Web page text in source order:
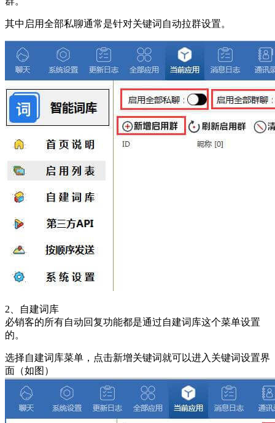
其中启用全部私聊通常是针对关键词自动拉群设置。
2、自建词库
必销客的所有自动回复功能都是通过自建词库这个菜单设置
的。
选择自建词库菜单，点击新增关键词就可以进入关键词设置界
面（如图）